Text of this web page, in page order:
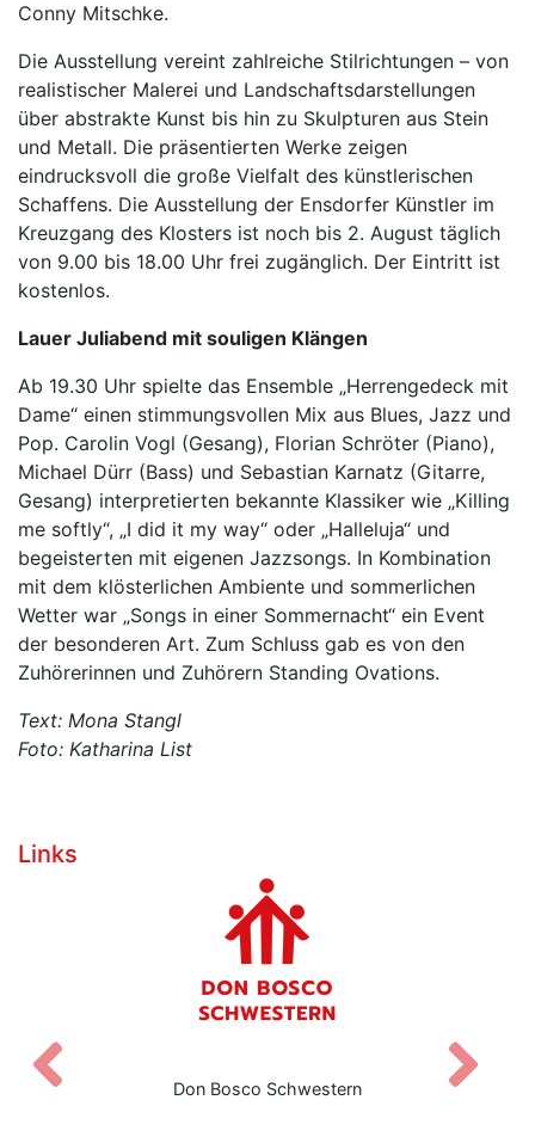
Conny Mitschke.
Die Ausstellung vereint zahlreiche Stilrichtungen – von
realistischer Malerei und Landschaftsdarstellungen
über abstrakte Kunst bis hin zu Skulpturen aus Stein
und Metall. Die präsentierten Werke zeigen
eindrucksvoll die große Vielfalt des künstlerischen
Schaffens. Die Ausstellung der Ensdorfer Künstler im
Kreuzgang des Klosters ist noch bis 2. August täglich
von 9.00 bis 18.00 Uhr frei zugänglich. Der Eintritt ist
kostenlos.
Lauer Juliabend mit souligen Klängen
Ab 19.30 Uhr spielte das Ensemble „Herrengedeck mit
Dame“ einen stimmungsvollen Mix aus Blues, Jazz und
Pop. Carolin Vogl (Gesang), Florian Schröter (Piano),
Michael Dürr (Bass) und Sebastian Karnatz (Gitarre,
Gesang) interpretierten bekannte Klassiker wie „Killing
me softly“, „I did it my way“ oder „Halleluja“ und
begeisterten mit eigenen Jazzsongs. In Kombination
mit dem klösterlichen Ambiente und sommerlichen
Wetter war „Songs in einer Sommernacht“ ein Event
der besonderen Art. Zum Schluss gab es von den
Zuhörerinnen und Zuhörern Standing Ovations.
Text: Mona Stangl
Foto: Katharina List
Links
Don Bosco Schwestern
Zurück